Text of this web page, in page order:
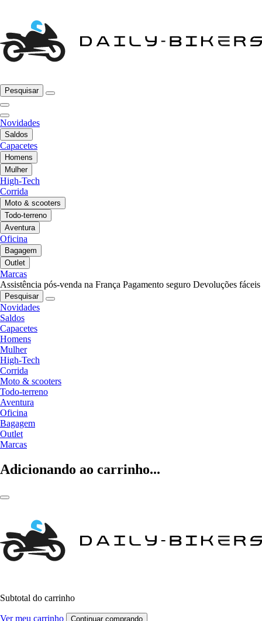
Pesquisar
Novidades
Saldos
Capacetes
Homens
Mulher
High-Tech
Corrida
Moto & scooters
Todo-terreno
Aventura
Oficina
Bagagem
Outlet
Marcas
Assistência pós-venda na França Pagamento seguro Devoluções fáceis
Pesquisar
Novidades
Saldos
Capacetes
Homens
Mulher
High-Tech
Corrida
Moto & scooters
Todo-terreno
Aventura
Oficina
Bagagem
Outlet
Marcas
Adicionando ao carrinho...
Subtotal do carrinho
Ver meu carrinho Continuar comprando